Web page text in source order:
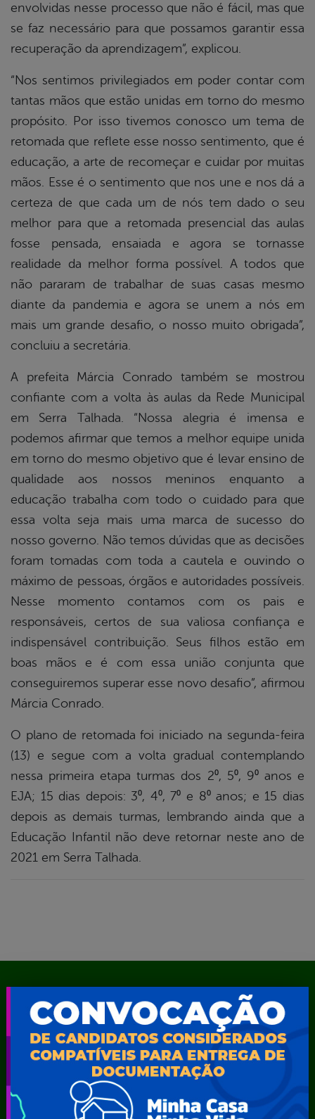
envolvidas nesse processo que não é fácil, mas que
se faz necessário para que possamos garantir essa
recuperação da aprendizagem”, explicou.
“Nos sentimos privilegiados em poder contar com
tantas mãos que estão unidas em torno do mesmo
propósito. Por isso tivemos conosco um tema de
retomada que reflete esse nosso sentimento, que é
educação, a arte de recomeçar e cuidar por muitas
mãos. Esse é o sentimento que nos une e nos dá a
certeza de que cada um de nós tem dado o seu
melhor para que a retomada presencial das aulas
fosse pensada, ensaiada e agora se tornasse
realidade da melhor forma possível. A todos que
não pararam de trabalhar de suas casas mesmo
diante da pandemia e agora se unem a nós em
mais um grande desafio, o nosso muito obrigada”,
concluiu a secretária.
A prefeita Márcia Conrado também se mostrou
confiante com a volta às aulas da Rede Municipal
em Serra Talhada. “Nossa alegria é imensa e
podemos afirmar que temos a melhor equipe unida
em torno do mesmo objetivo que é levar ensino de
qualidade aos nossos meninos enquanto a
educação trabalha com todo o cuidado para que
essa volta seja mais uma marca de sucesso do
nosso governo. Não temos dúvidas que as decisões
foram tomadas com toda a cautela e ouvindo o
máximo de pessoas, órgãos e autoridades possíveis.
Nesse momento contamos com os pais e
responsáveis, certos de sua valiosa confiança e
indispensável contribuição. Seus filhos estão em
boas mãos e é com essa união conjunta que
conseguiremos superar esse novo desafio”, afirmou
Márcia Conrado.
O plano de retomada foi iniciado na segunda-feira
(13) e segue com a volta gradual contemplando
nessa primeira etapa turmas dos 2⁰, 5⁰, 9⁰ anos e
EJA; 15 dias depois: 3⁰, 4⁰, 7⁰ e 8⁰ anos; e 15 dias
depois as demais turmas, lembrando ainda que a
Educação Infantil não deve retornar neste ano de
2021 em Serra Talhada.
Mapa do Site
A Prefeita
Acesso ao Portal do Contribuinte
Agendamento CastroMóvel
Área do Servidor
Cadastro Cultural